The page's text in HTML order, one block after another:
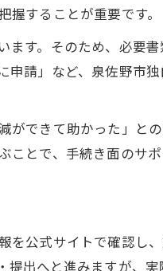
を徹底活用
るべき点
情報
関係
制度一覧
のすすめ
額を目指す
活用事例
することが重要です。
す。そのため、必要
請」など、泉佐野市
できて助かった」と
とで、手続き面のサポ
公式サイトで確認し
出へと進みますが、